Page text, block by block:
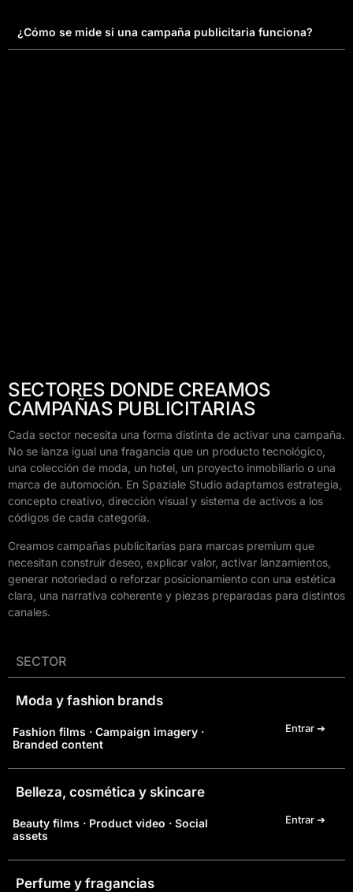
¿Cómo se mide si una campaña publicitaria funciona?
SECTORES DONDE CREAMOS
CAMPAÑAS PUBLICITARIAS
Cada sector necesita una forma distinta de activar una campaña.
No se lanza igual una fragancia que un producto tecnológico,
una colección de moda, un hotel, un proyecto inmobiliario o una
marca de automoción. En Spaziale Studio adaptamos estrategia,
concepto creativo, dirección visual y sistema de activos a los
códigos de cada categoría.
Creamos campañas publicitarias para marcas premium que
necesitan construir deseo, explicar valor, activar lanzamientos,
generar notoriedad o reforzar posicionamiento con una estética
clara, una narrativa coherente y piezas preparadas para distintos
canales.
SECTOR
Moda y fashion brands
Fashion films · Campaign imagery ·
Branded content
Entrar ➔
Belleza, cosmética y skincare
Beauty films · Product video · Social
assets
Entrar ➔
Perfume y fragancias